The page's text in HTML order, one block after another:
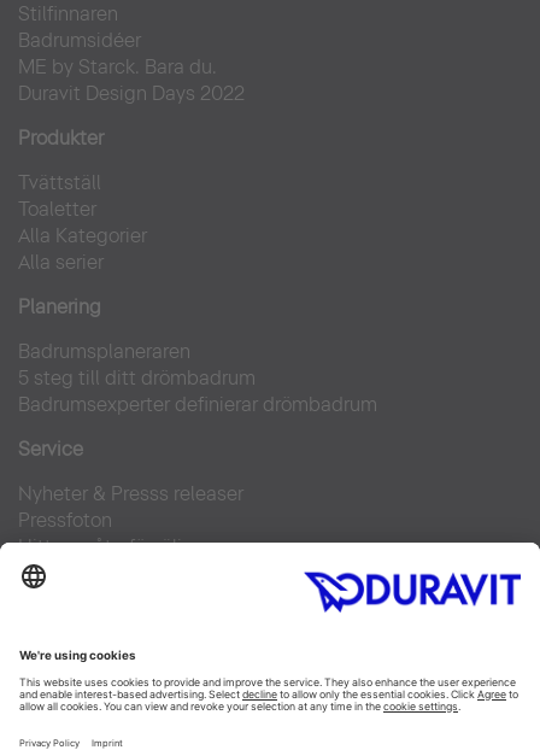
Stilfinnaren
Badrumsidéer
ME by Starck. Bara du.
Duravit Design Days 2022
Produkter
Tvättställ
Toaletter
Alla Kategorier
Alla serier
Planering
Badrumsplaneraren
5 steg till ditt drömbadrum
Badrumsexperter definierar drömbadrum
Service
Nyheter & Presss releaser
Pressfoton
Hitta en återförsäljare
FAQs
Facebook
Instagram
Pinterest
Flickr
Linked In